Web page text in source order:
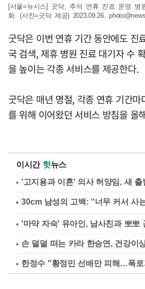
[서울=뉴시스] 굿닥, 추석 연휴 진료 운영 병
화. (사진=굿닥 제공) 2023.09.26.
굿닥은 이번 연휴 기간 동안에도 진
국 검색, 제휴 병원 진료 대기자 수
을 높이는 각종 서비스를 제공한다.
굿닥은 매년 명절, 각종 연휴 기간
를 위해 이어왔던 서비스 방침을 올
이시간 핫뉴스
'고지용과 이혼' 의사 허양임, 새 출
'마약 자숙' 유아인, 남사친과 뽀뽀
손 덜덜 떠는 카라 한승연, 건강이
한정수 "황정민 선배만 피해…폭